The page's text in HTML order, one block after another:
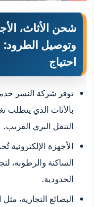
شحن الأثاث،
وتوصيل
احتياج
توفر شركة النسر
بالأثاث الذي يتطلب
التنقل البري القريب.
الأجهزة الإلكترونية
الساكنة والرطوبة،
الحدودية.
البضائع التجارية،